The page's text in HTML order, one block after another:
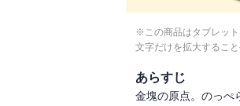
※この商品はタブレット
文字だけを拡大するこ
あらすじ
金塊の原点。のっぺ